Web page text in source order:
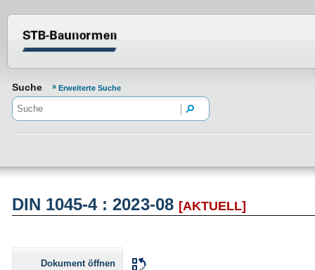
Suche Erweiterte Suche
DIN 1045-4 : 2023-08 [AKTUELL]
Dokument öffnen